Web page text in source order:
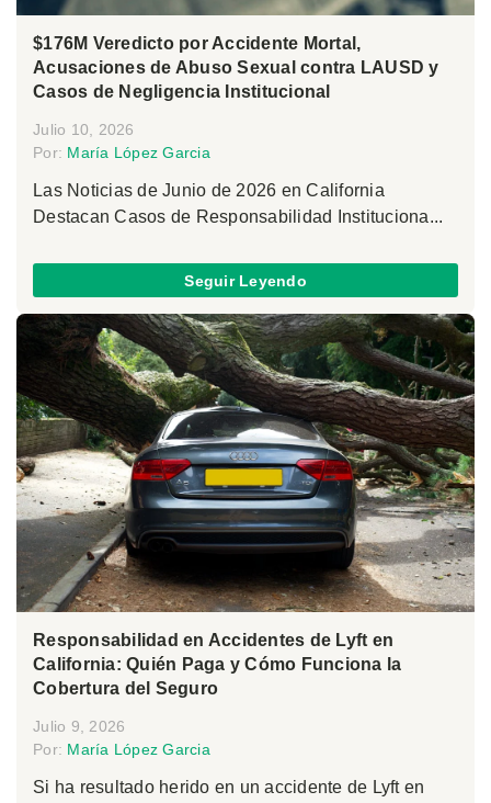
$176M Veredicto por Accidente Mortal,
Acusaciones de Abuso Sexual contra LAUSD y
Casos de Negligencia Institucional
Julio 10, 2026
Por: María López Garcia
Las Noticias de Junio de 2026 en California
Destacan Casos de Responsabilidad Instituciona...
Seguir Leyendo
Responsabilidad en Accidentes de Lyft en
California: Quién Paga y Cómo Funciona la
Cobertura del Seguro
Julio 9, 2026
Por: María López Garcia
Si ha resultado herido en un accidente de Lyft en